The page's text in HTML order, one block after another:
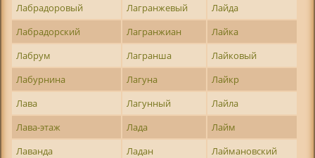
Лабрадоровый
Лагранжевый
Лайда
Лабрадорский
Лагранжиан
Лайка
Лабрум
Лагранша
Лайковый
Лабурнина
Лагуна
Лайкр
Лава
Лагунный
Лайла
Лава-этаж
Лада
Лайм
Лаванда
Ладан
Лаймановский